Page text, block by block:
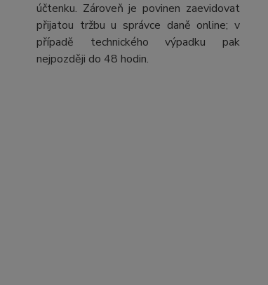
účtenku. Zároveň je povinen zaevidovat
přijatou tržbu u správce daně online; v
případě technického výpadku pak
nejpozději do 48 hodin.